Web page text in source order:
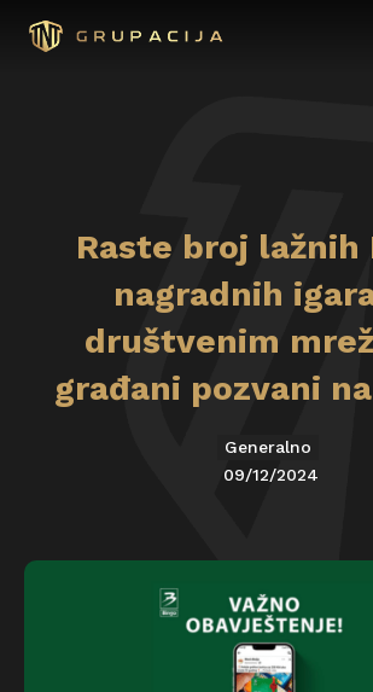
Raste broj lažnih
nagradnih
društvenim
građani pozvani
Generalno
09/12/2024